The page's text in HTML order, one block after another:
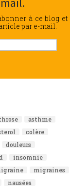
à ce blog et
par e-mail.
asthme
colère
douleurs
insomnie
migraines
nausées